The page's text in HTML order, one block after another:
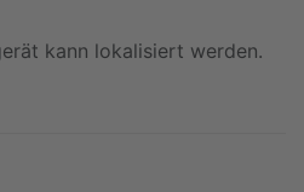
kann lokalisiert werden.